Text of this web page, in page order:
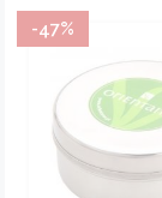
-47%